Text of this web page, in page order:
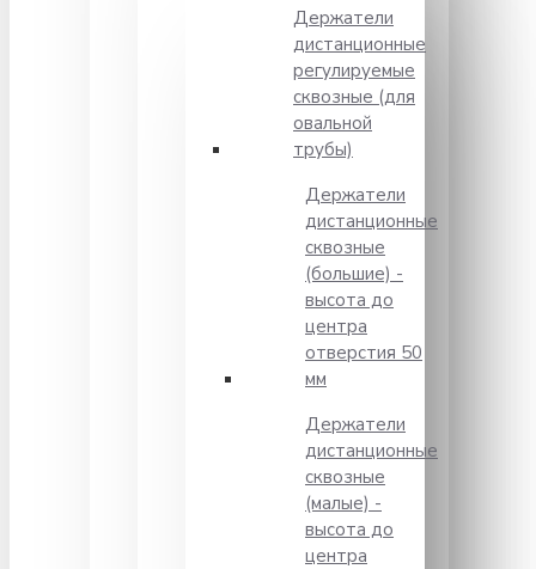
Держатели
дистанционные
регулируемые
сквозные (для
овальной
трубы)
Держатели
дистанционные
сквозные
(большие) -
высота до
центра
отверстия 50
мм
Держатели
дистанционные
сквозные
(малые) -
высота до
центра